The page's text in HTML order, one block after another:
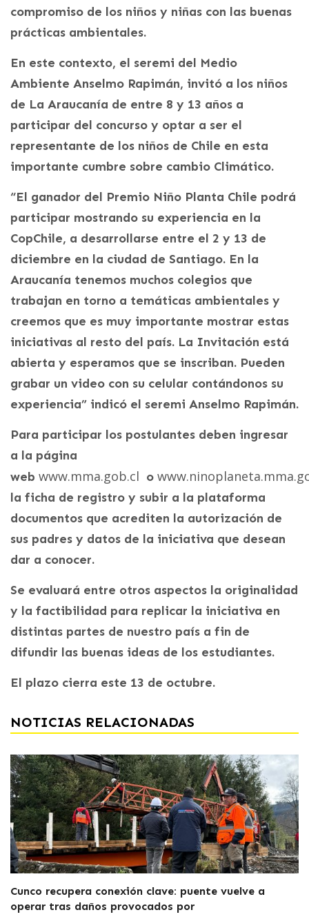
compromiso de los niños y niñas con las buenas
prácticas ambientales.
En este contexto, el seremi del Medio
Ambiente Anselmo Rapimán, invitó a los niños
de La Araucanía de entre 8 y 13 años a
participar del concurso y optar a ser el
representante de los niños de Chile en esta
importante cumbre sobre cambio Climático.
“El ganador del Premio Niño Planta Chile podrá
participar mostrando su experiencia en la
CopChile, a desarrollarse entre el 2 y 13 de
diciembre en la ciudad de Santiago. En la
Araucanía tenemos muchos colegios que
trabajan en torno a temáticas ambientales y
creemos que es muy importante mostrar estas
iniciativas al resto del país. La Invitación está
abierta y esperamos que se inscriban. Pueden
grabar un video con su celular contándonos su
experiencia” indicó el seremi Anselmo Rapimán.
Para participar los postulantes deben ingresar
a la página
web www.mma.gob.cl o
la ficha de registro y subir a la plataforma
documentos que acrediten la autorización de
sus padres y datos de la iniciativa que desean
dar a conocer.
Se evaluará entre otros aspectos la originalidad
y la factibilidad para replicar la iniciativa en
distintas partes de nuestro país a fin de
difundir las buenas ideas de los estudiantes.
El plazo cierra este 13 de octubre.
NOTICIAS RELACIONADAS
Cunco recupera conexión clave: puente vuelve a
operar tras daños provocados por